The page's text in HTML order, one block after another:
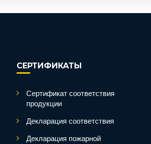
СЕРТИФИКАТЫ
Сертификат соответствия
продукции
Декларация соответствия
Декларация пожарной